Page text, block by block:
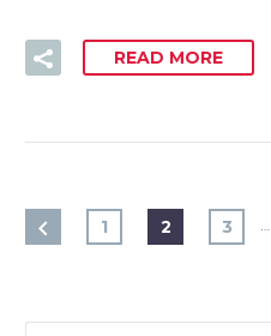
READ MORE
1 2 3 …